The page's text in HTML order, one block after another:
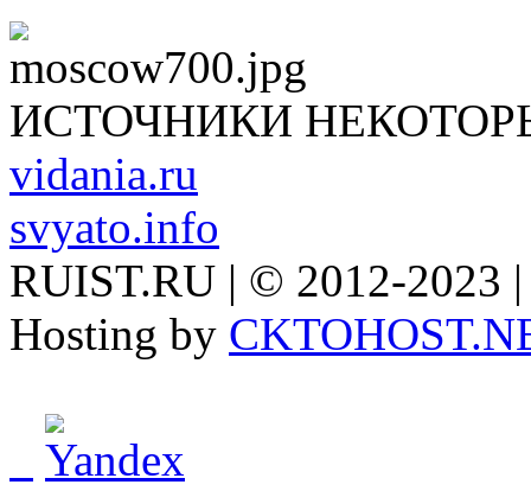
ИСТОЧНИКИ
vidania.ru
svyato.info
RUIST.RU | © 2012-2023
Hosting by